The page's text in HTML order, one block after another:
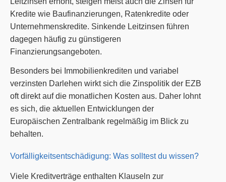
Kredite wie Baufinanzierungen, Ratenkredite oder
Unternehmenskredite. Sinkende Leitzinsen führen
dagegen häufig zu günstigeren
Finanzierungsangeboten.
Besonders bei Immobilienkrediten und variabel
verzinsten Darlehen wirkt sich die Zinspolitik der EZB
oft direkt auf die monatlichen Kosten aus. Daher lohnt
es sich, die aktuellen Entwicklungen der
Europäischen Zentralbank regelmäßig im Blick zu
behalten.
Vorfälligkeitsentschädigung: Was solltest du wissen?
Viele Kreditverträge enthalten Klauseln zur